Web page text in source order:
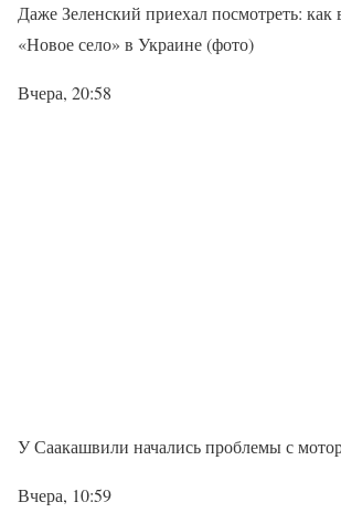
Даже Зеленский приехал посмотреть: как
«Новое село» в Украине (фото)
Вчера, 20:58
У Саакашвили начались проблемы с
Вчера, 10:59